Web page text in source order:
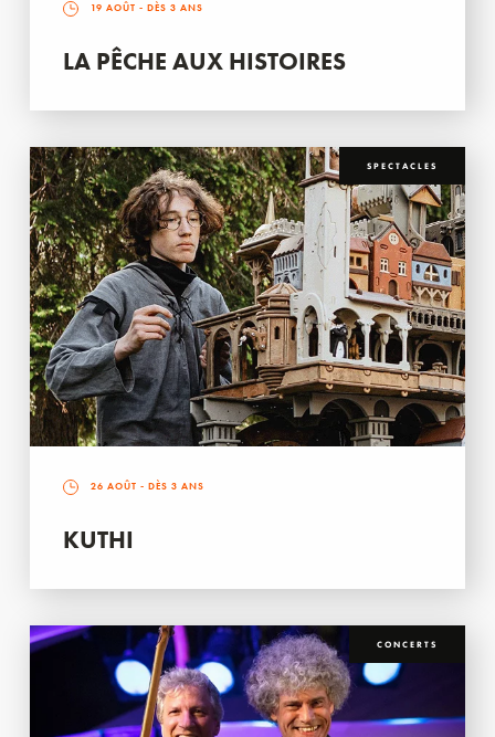
19 AOÛT - DÈS 3 ANS
LA PÊCHE AUX HISTOIRES
SPECTACLES
26 AOÛT - DÈS 3 ANS
KUTHI
CONCERTS